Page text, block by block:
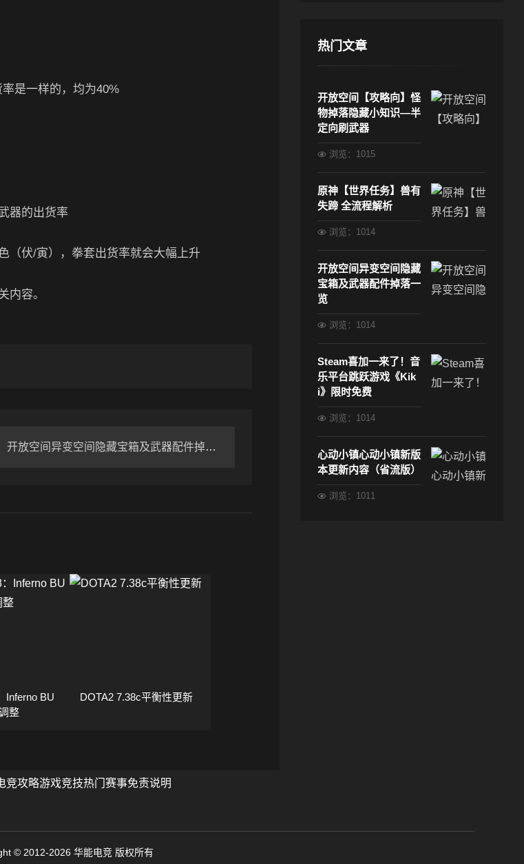
是一样的，均为40%
器的出货率
（伏/寅），拳套出货率就会大幅上升
内容。
开放空间异变空间隐藏宝箱及武器配件掉落一览
Inferno BU
整
DOTA2 7.38c平衡性更新
热门文章
开放空间【攻略向】怪
物掉落隐藏小知识—半
定向刷武器
浏览：1015
原神【世界任务】兽有
失蹄 全流程解析
浏览：1014
开放空间异变空间隐藏
宝箱及武器配件掉落一
览
浏览：1014
Steam喜加一来了！音
乐平台跳跃游戏《Kik
i》限时免费
浏览：1014
心动小镇心动小镇新版
本更新内容（省流版）
浏览：1011
竞攻略游戏竞技热门赛事免责说明
© 2012-2026 华能电竞 版权所有